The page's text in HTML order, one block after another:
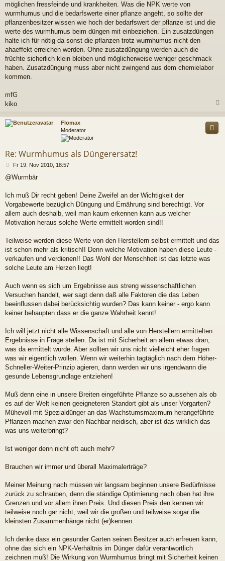
möglichen fressfeinde und krankheiten. Was die NPK werte von
wurmhumus und die bedarfswerte einer pflanze angeht, so sollte der
pflanzenbesitzer wissen wie hoch der bedarfswert der pflanze ist und die
werte des wurmhumus beim düngen mit einbeziehen. Ein zusatzdüngen
halte ich für nötig da sonst die pflanzen trotz wurmhumus nicht den
ahaeffekt erreichen werden. Ohne zusatzdüngung werden auch die
früchte sicherlich klein bleiben und möglicherweise weniger geschmack
haben. Zusatzdüngung muss aber nicht zwingend aus dem chemielabor
kommen.
mfG
kiko
c
Flomax
Moderator
Re: Wurmhumus als Düngerersatz!
B
i
r
a
g
Fr 19. Nov 2010, 18:57
@Wurmbär
Ich muß Dir recht geben! Deine Zweifel an der Wichtigkeit der
Vorgabewerte bezüglich Düngung und Ernährung sind berechtigt. Vor
allem auch deshalb, weil man kaum erkennen kann aus welcher
Motivation heraus solche Werte ermittelt worden sind!!
Teilweise werden diese Werte von den Herstellern selbst ermittelt und das
ist schon mehr als kritisch!! Denn welche Motivation haben diese Leute -
verkaufen und verdienen!! Das Wohl der Menschheit ist das letzte was
solche Leute am Herzen liegt!
Auch wenn es sich um Ergebnisse aus streng wissenschaftlichen
Versuchen handelt, wer sagt denn daß alle Faktoren die das Leben
beeinflussen dabei berücksichtig wurden? Das kann keiner - ergo kann
keiner behaupten dass er die ganze Wahrheit kennt!
Ich will jetzt nicht alle Wissenschaft und alle von Herstellern ermittelten
Ergebnisse in Frage stellen. Da ist mit Sicherheit an allem etwas dran,
was da ermittelt wurde. Aber sollten wir uns nicht vielleicht eher fragen
was wir eigentlich wollen. Wenn wir weiterhin tagtäglich nach dem Höher-
Schneller-Weiter-Prinzip agieren, dann werden wir uns irgendwann die
gesunde Lebensgrundlage entziehen!
Muß denn eine in unsere Breiten eingeführte Pflanze so aussehen als ob
es auf der Welt keinen geeigneteren Standort gibt als unser Vorgarten?
Mühevoll mit Spezialdünger an das Wachstumsmaximum herangeführte
Pflanzen machen zwar den Nachbar neidisch, aber ist das wirklich das
was uns weiterbringt?
Ist weniger denn nicht oft auch mehr?
Brauchen wir immer und überall Maximalerträge?
Meiner Meinung nach müssen wir langsam beginnen unsere Bedürfnisse
zurück zu schrauben, denn die ständige Optimierung nach oben hat ihre
Grenzen und vor allem ihren Preis. Und diesen Preis den kennen wir
teilweise noch gar nicht, weil wir die großen und teilweise sogar die
kleinsten Zusammenhänge nicht (er)kennen.
Ich denke dass ein gesunder Garten seinen Besitzer auch erfreuen kann,
ohne das sich ein NPK-Verhältnis im Dünger dafür verantwortlich
zeichnen muß! Die Wirkung von Wurmhumus bringt mit Sicherheit keinen